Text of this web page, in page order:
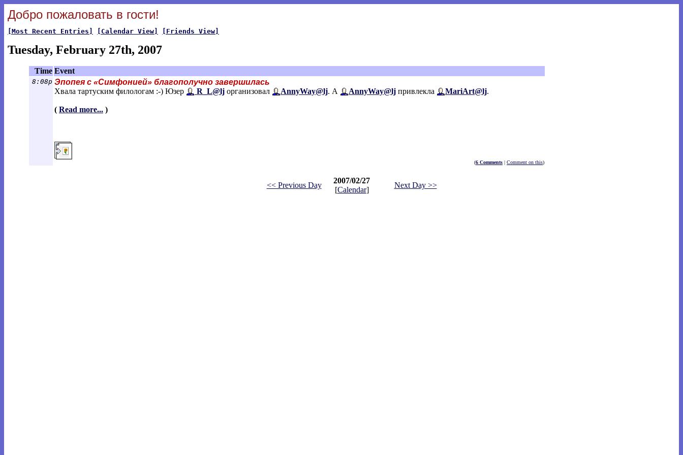
Добро пожаловать в гости!
[Most Recent Entries] [Calendar View] [Friends View]
Tuesday, February 27th, 2007
Time Event
8:08p Эпопея с «Симфонией» благополучно завершилась
Хвала тартуским филологам :-) Юзер
R_L@lj организовал AnnyWay@lj. А AnnyWay@lj привлекла MariArt@lj.
( Read more... )
(6 Comments | Comment on this)
<< Previous Day
2007/02/27
[Calendar]
Next Day >>